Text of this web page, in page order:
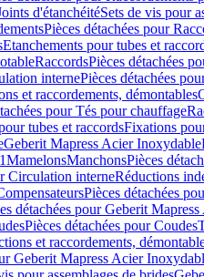
d'étanchéitéSets de vis pour
Pièces détachées pour
Etanchements pour tubes et
RaccordsPièces détachées
internePièces détachées
et raccordements, démontables
pour Tés pour chauffage
tubes et raccordsFixations
Geberit Mapress Acier Inoxydable
MamelonsManchonsPièces
Circulation interneRéductions
Pièces détachées
détachées pour Geberit
Pièces détachées pour Coudes
et raccordements,
Geberit Mapress Acier